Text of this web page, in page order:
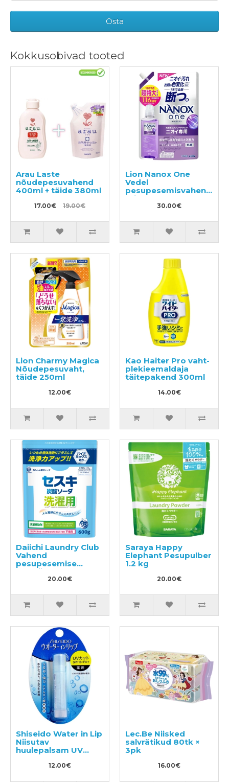
Osta
Kokkusobivad tooted
Arau Laste
nõudepesuvahend
400ml + täide 380ml
17.00€ 19.00€
Lion Nanox One
Vedel
pesupesemisvahend
täitepakend 1160g
30.00€
Lion Charmy Magica
Nõudepesuvaht,
täide 250ml
12.00€
Kao Haiter Pro vaht-
plekieemaldaja
täitepakend 300ml
14.00€
Daiichi Laundry Club
Vahend
pesupesemise
efektiivsuse
suurendamiseks
20.00€
Saraya Happy
Elephant Pesupulber
1.2 kg
20.00€
Shiseido Water in Lip
Niisutav
huulepalsam UV
12.00€
Lec.Be Niisked
salvrätikud 80tk ×
3pk
16.00€